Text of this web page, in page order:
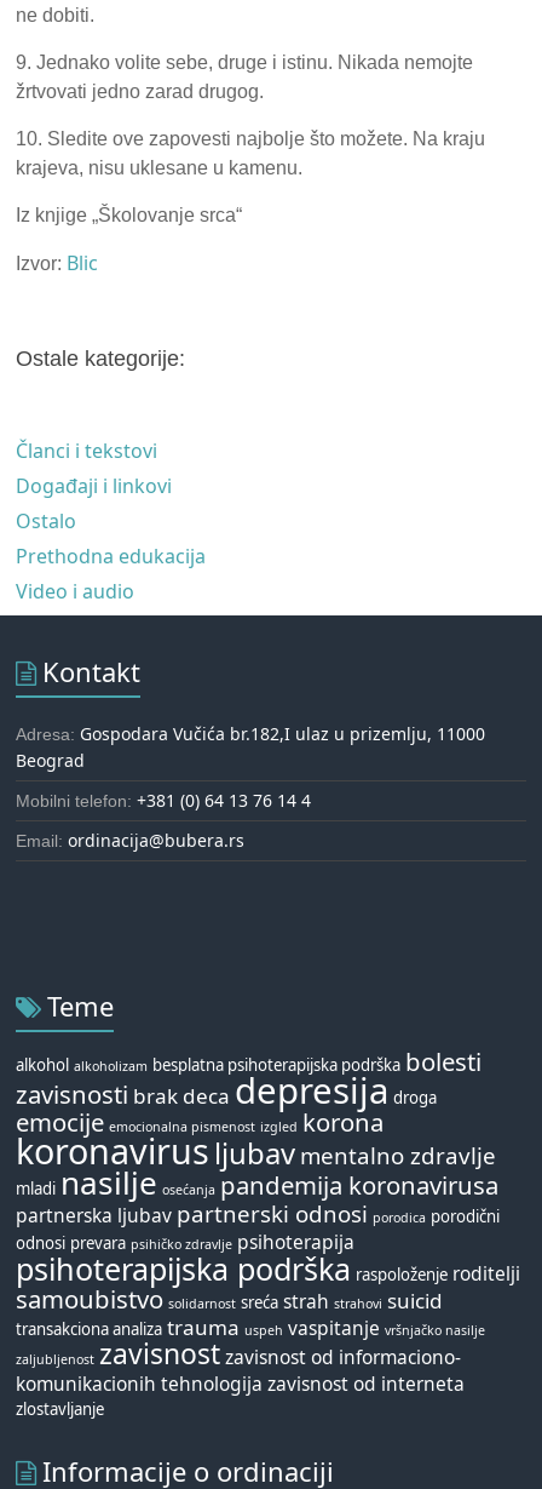
ne dobiti.
9. Jednako volite sebe, druge i istinu. Nikada nemojte
žrtvovati jedno zarad drugog.
10. Sledite ove zapovesti najbolje što možete. Na kraju
krajeva, nisu uklesane u kamenu.
Iz knjige „Školovanje srca“
Izvor: Blic
Ostale kategorije:
Članci i tekstovi
Događaji i linkovi
Ostalo
Prethodna edukacija
Video i audio
Kontakt
Adresa: Gospodara Vučića br.182,I ulaz u prizemlju, 11000
Beograd
Mobilni telefon:+381 (0) 64 13 76 14 4
Email:ordinacija@bubera.rs
Teme
alkohol alkoholizam besplatna psihoterapijska podrška bolesti
zavisnosti brak deca depresija droga
emocije emocionalna pismenost izgled korona
koronavirus ljubav mentalno zdravlje
mladi nasilje osećanja pandemija koronavirusa
partnerska ljubav partnerski odnosi porodica porodični
odnosi prevara psihičko zdravlje psihoterapija
psihoterapijska podrška raspoloženje roditelji
samoubistvo solidarnost sreća strah strahovi suicid
transakciona analiza trauma uspeh vaspitanje vršnjačko nasilje
zaljubljenost zavisnost zavisnost od informaciono-
komunikacionih tehnologija zavisnost od interneta
zlostavljanje
Informacije o ordinaciji